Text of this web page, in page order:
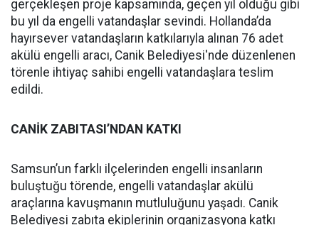
gerçekleşen proje kapsamında, geçen yıl olduğu gibi
bu yıl da engelli vatandaşlar sevindi. Hollanda’da
hayırsever vatandaşların katkılarıyla alınan 76 adet
akülü engelli aracı, Canik Belediyesi'nde düzenlenen
törenle ihtiyaç sahibi engelli vatandaşlara teslim
edildi.
CANİK ZABITASI’NDAN KATKI
Samsun’un farklı ilçelerinden engelli insanların
buluştuğu törende, engelli vatandaşlar akülü
araçlarına kavuşmanın mutluluğunu yaşadı. Canik
Belediyesi zabıta ekiplerinin organizasyona katkı